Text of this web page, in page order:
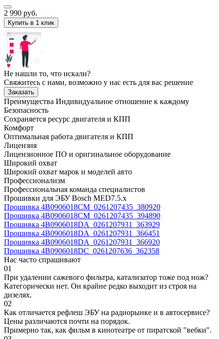
2 990 руб.
Купить в 1 клик
Не нашли то, что искали?
Свяжитесь с нами, возможно у нас есть для вас решение
Заказать
Преимущества Индивидуальное отношение к каждому
Безопасность
Сохраняется ресурс двигателя и КПП
Комфорт
Оптимальная работа двигателя и КПП
Лицензия
Лицензионное ПО и оригинальное оборудование
Широкий охват
Широкий охват марок и моделей авто
Профессионализм
Профессиональная команда специалистов
Прошивки для ЭБУ Bosch MED7.5.x
Прошивка 4B0906018CM_0261207435_380920
Прошивка 4B0906018CM_0261207435_394890
Прошивка 4B0906018DA_0261207931_363929
Прошивка 4B0906018DA_0261207931_366451
Прошивка 4B0906018DA_0261207931_366920
Прошивка 4B0906018DC_0261207636_362358
Нас часто спрашивают
01
При удалении сажевого фильтра, катализатор тоже под нож?
Категорически нет. Он крайне редко выходит из строя на
дизелях.
02
Как отличается рефлеш ЭБУ на радиорынке и в автосервисе?
Цены различаются почти на порядок.
Примерно так, как фильм в кинотеатре от пиратской "вебки".